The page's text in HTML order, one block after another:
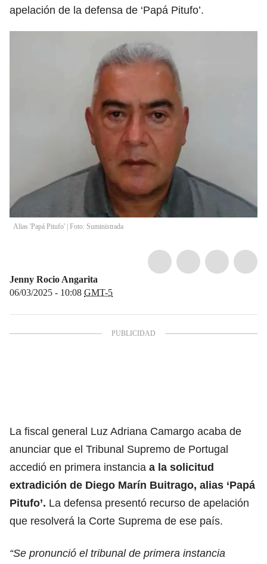
apelación de la defensa de ‘Papá Pitufo’.
Alias 'Papá Pitufo' | Foto: Suministrada
Jenny Rocio Angarita
06/03/2025 - 10:08 GMT-5
La fiscal general Luz Adriana Camargo acaba de
anunciar que el Tribunal Supremo de Portugal
accedió en primera instancia a la solicitud
extradición de Diego Marín Buitrago, alias ‘Papá
Pitufo’. La defensa presentó recurso de apelación
que resolverá la Corte Suprema de ese país.
“Se pronunció el tribunal de primera instancia